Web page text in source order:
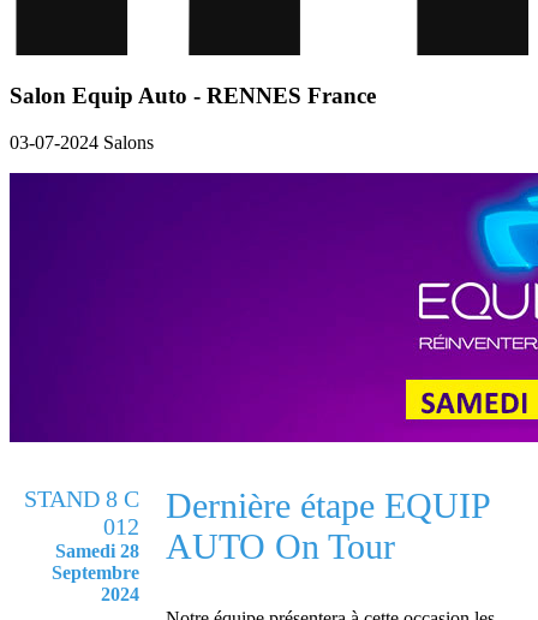
Salon Equip Auto - RENNES France
03-07-2024 Salons
STAND 8 C
012
Samedi 28
Septembre
2024
Dernière étape EQUIP
AUTO On Tour